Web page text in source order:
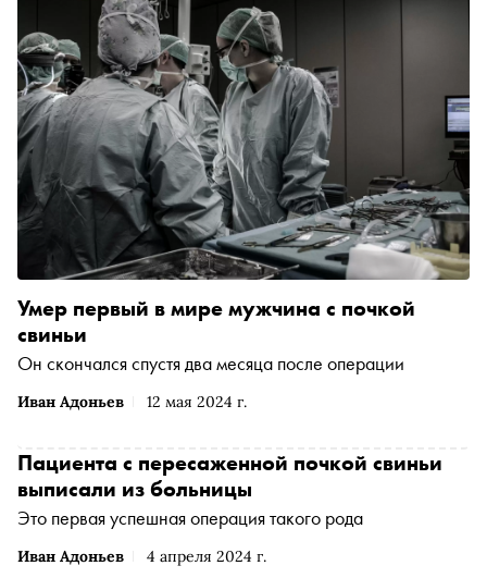
Иван Адоньев 12 мая 2024 г.
Умер первый в мире мужчина с почкой
свиньи
Он скончался спустя два месяца после операции
Иван Адоньев 4 апреля 2024 г.
Пациента с пересаженной почкой свиньи
выписали из больницы
Это первая успешная операция такого рода